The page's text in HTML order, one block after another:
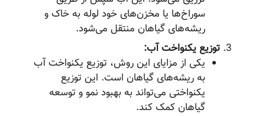
سوراخ‌ها یا مخزن‌های خود لوله به خاک و
ریشه‌های گیاهان منتقل می‌شود.
توزیع یکنواخت آب:
یکی از مزایای این روش، توزیع یکنواخت آب
به ریشه‌های گیاهان است. این توزیع
یکنواختی می‌تواند به بهبود نمو و توسعه
گیاهان کمک کند.